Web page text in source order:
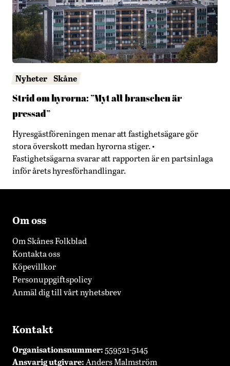
Nyheter Skåne
Strid om hyrorna: ”Myt att branschen är
pressad”
Hyresgästföreningen menar att fastighetsägare gör
stora överskott medan hyrorna stiger. •
Fastighetsägarna svarar att rapporten är en partsinlaga
inför årets hyresförhandlingar.
Om oss
Om Skånes Folkblad
Kontakta oss
Köpevillkor
Personuppgiftspolicy
Anmäl dig till vårt nyhetsbrev
Kontakt
Organisationsnummer:559521-5145
Ansvarig utgivare:Anders Malmström